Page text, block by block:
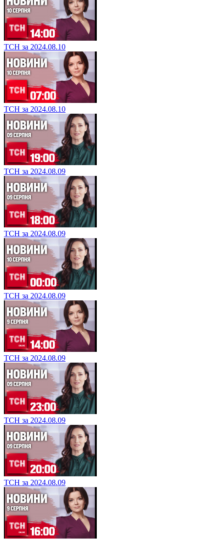
ТСН за 2024.08.10
ТСН за 2024.08.10
ТСН за 2024.08.09
ТСН за 2024.08.09
ТСН за 2024.08.09
ТСН за 2024.08.09
ТСН за 2024.08.09
ТСН за 2024.08.09